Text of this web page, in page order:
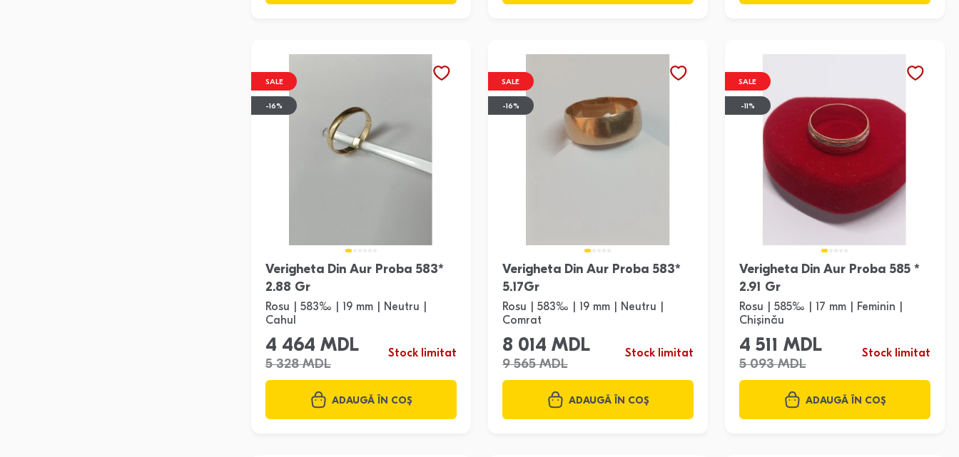
SALE
-16%
Verigheta Din Aur Proba 583*
2.88 Gr
Rosu | 583‰ | 19 mm | Neutru |
Cahul
4 464 MDL
5 328 MDL
Stock limitat
ADAUGĂ ÎN COȘ
SALE
-16%
Verigheta Din Aur Proba 583*
5.17Gr
Rosu | 583‰ | 19 mm | Neutru |
Comrat
8 014 MDL
9 565 MDL
Stock limitat
ADAUGĂ ÎN COȘ
SALE
-11%
Verigheta Din Aur Proba 585 *
2.91 Gr
Rosu | 585‰ | 17 mm | Feminin |
Chișinău
4 511 MDL
5 093 MDL
Stock limitat
ADAUGĂ ÎN COȘ